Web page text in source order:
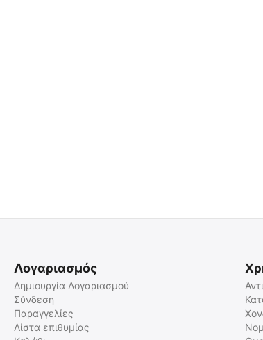
Λογαριασμός
Δημιουργία Λογαριασμού
Σύνδεση
Παραγγελίες
Λίστα επιθυμίας